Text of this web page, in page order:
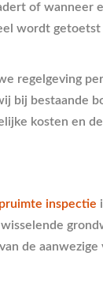
of wanneer
wordt
regelgeving
bij bestaande
kosten en
inspectie
de